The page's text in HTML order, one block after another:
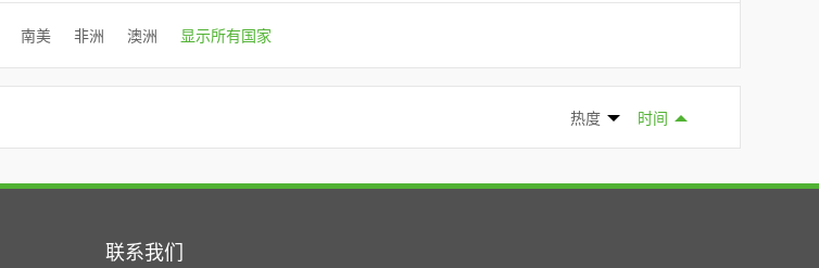
南美 非洲 澳洲 显示所有国家
热度 时间
联系我们